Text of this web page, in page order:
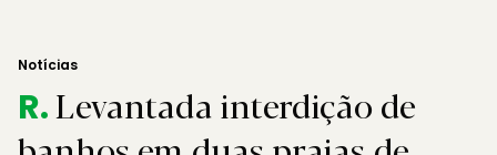
Notícias
R.Levantada interdição de